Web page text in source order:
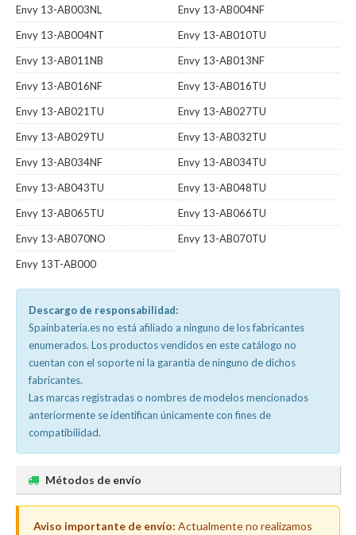
Envy 13-AB003NL
Envy 13-AB004NF
Envy 13-AB004NT
Envy 13-AB010TU
Envy 13-AB011NB
Envy 13-AB013NF
Envy 13-AB016NF
Envy 13-AB016TU
Envy 13-AB021TU
Envy 13-AB027TU
Envy 13-AB029TU
Envy 13-AB032TU
Envy 13-AB034NF
Envy 13-AB034TU
Envy 13-AB043TU
Envy 13-AB048TU
Envy 13-AB065TU
Envy 13-AB066TU
Envy 13-AB070NO
Envy 13-AB070TU
Envy 13T-AB000
Descargo de responsabilidad:
Spainbateria.es no está afiliado a ninguno de los fabricantes
enumerados. Los productos vendidos en este catálogo no
cuentan con el soporte ni la garantía de ninguno de dichos
fabricantes.
Las marcas registradas o nombres de modelos mencionados
anteriormente se identifican únicamente con fines de
compatibilidad.
Métodos de envío
Aviso importante de envío: Actualmente no realizamos